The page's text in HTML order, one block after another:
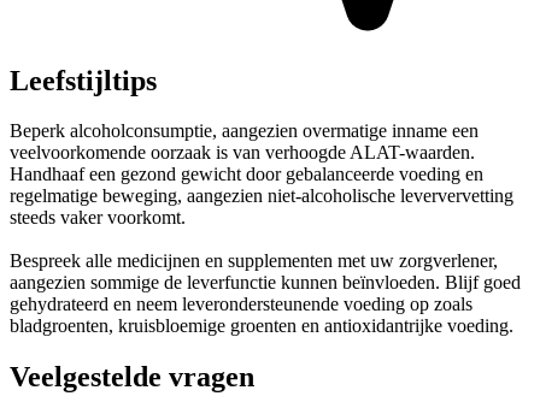
Leefstijltips
Beperk alcoholconsumptie, aangezien overmatige inname een
veelvoorkomende oorzaak is van verhoogde ALAT-waarden.
Handhaaf een gezond gewicht door gebalanceerde voeding en
regelmatige beweging, aangezien niet-alcoholische leververvetting
steeds vaker voorkomt.
Bespreek alle medicijnen en supplementen met uw zorgverlener,
aangezien sommige de leverfunctie kunnen beïnvloeden. Blijf goed
gehydrateerd en neem leverondersteunende voeding op zoals
bladgroenten, kruisbloemige groenten en antioxidantrijke voeding.
Veelgestelde vragen